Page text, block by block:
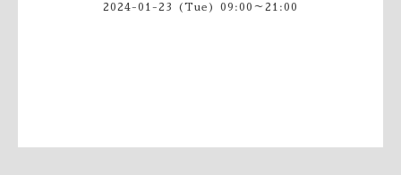
2024-01-23 (Tue) 09:00～21:00